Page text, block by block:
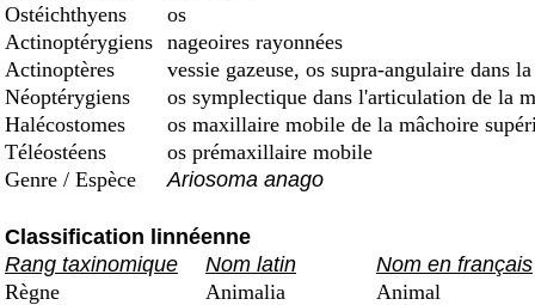
Ostéichthyens
os
Actinoptérygiens nageoires rayonnées
Actinoptères
vessie gazeuse, os supra-angulaire dans
Néoptérygiens
os symplectique dans l'articulation de la
Halécostomes
os maxillaire mobile de la mâchoire
Téléostéens
os prémaxillaire mobile
Genre / Espèce
Ariosoma anago
Classification linnéenne
Rang taxinomique
Nom latin
Nom en français
Règne
Animalia
Animal